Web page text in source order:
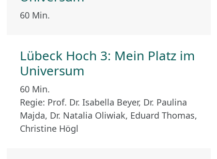
60 Min.
Lübeck Hoch 3: Mein Platz im
Universum
60 Min.
Regie: Prof. Dr. Isabella Beyer, Dr. Paulina
Majda, Dr. Natalia Oliwiak, Eduard Thomas,
Christine Högl